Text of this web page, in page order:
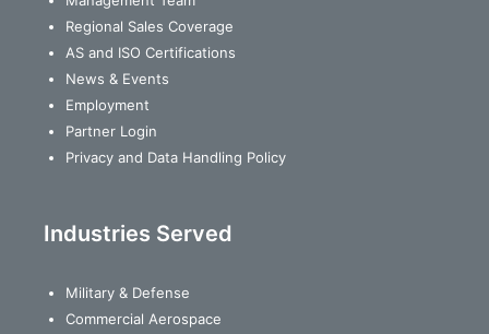
Regional Sales Coverage
AS and ISO Certifications
News & Events
Employment
Partner Login
Privacy and Data Handling Policy
Industries Served
Military & Defense
Commercial Aerospace